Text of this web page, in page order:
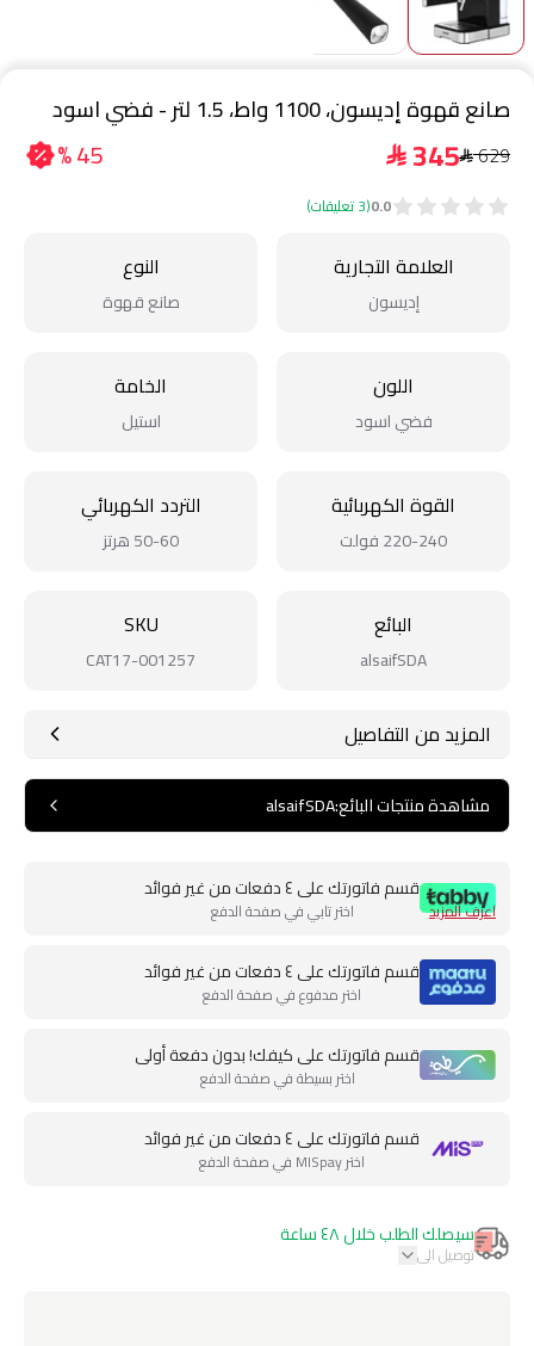
صانع قهوة إديسون، 1100 واط، 1.5 لتر - فضي اسود
629
$
345
$
45 %
0.0(3 تعليقات)
العلامة التجارية
إديسون
النوع
صانع قهوة
اللون
فضي اسود
الخامة
استيل
القوة الكهربائية
220-240 فولت
التردد الكهربائي
50-60 هرتز
البائع
alsaifSDA
SKU
CAT17-001257
المزيد من التفاصيل
مشاهدة منتجات البائع:
alsaifSDA
قسم فاتورتك على ٤ دفعات من غير فوائد
اختر تابي في صفحة الدفع اعرف المزيد
قسم فاتورتك على ٤ دفعات من غير فوائد
اختر مدفوع في صفحة الدفع
قسم فاتورتك على كيفك! بدون دفعة أولى
اختر بسيطة في صفحة الدفع
قسم فاتورتك على ٤ دفعات من غير فوائد
اختر MISpay في صفحة الدفع
سيصلك الطلب خلال ٤٨ ساعة
توصيل الى